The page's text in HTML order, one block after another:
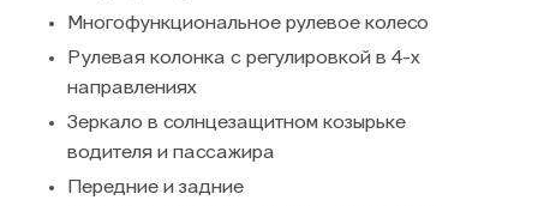
Многофункциональное рулевое колесо
Рулевая колонка с регулировкой в 4-х
направлениях
Зеркало в солнцезащитном козырьке
водителя и пассажира
Передние и задние